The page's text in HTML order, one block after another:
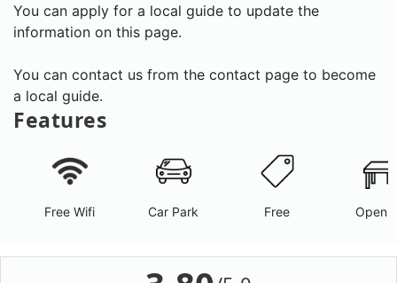
You can apply for a local guide to update the
information on this page.
You can contact us from the contact page to become
a local guide.
Features
Free Wifi Car Park Free Open